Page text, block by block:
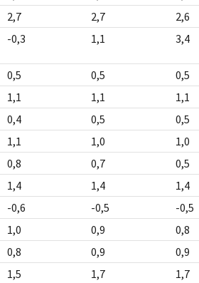
2,7 2,7 2,6
-0,3 1,1 3,4
0,5 0,5 0,5
1,1 1,1 1,1
0,4 0,5 0,5
1,1 1,0 1,0
0,8 0,7 0,5
1,4 1,4 1,4
-0,6 -0,5 -0,5
1,0 0,9 0,8
0,8 0,9 0,9
1,5 1,7 1,7